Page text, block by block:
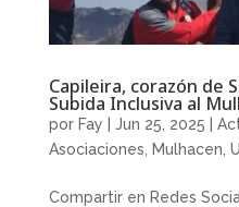
Capileira, corazón de
Subida Inclusiva al
por Fay Jun 25, 2025
Asociaciones
Mulhacen
Compartir en Redes